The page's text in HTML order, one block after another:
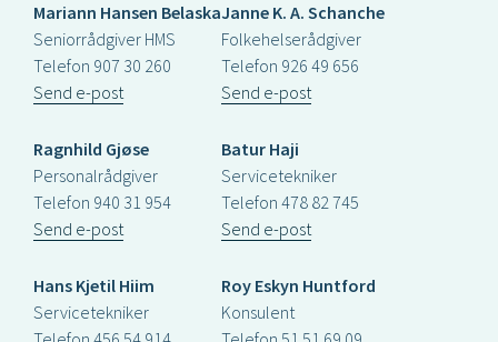
Mariann Hansen Belaska
Seniorrådgiver HMS
Telefon 907 30 260
Send e-post
Janne K. A. Schanche
Folkehelserådgiver
Telefon 926 49 656
Send e-post
Ragnhild Gjøse
Personalrådgiver
Telefon 940 31 954
Send e-post
Batur Haji
Servicetekniker
Telefon 478 82 745
Send e-post
Hans Kjetil Hiim
Servicetekniker
Roy Eskyn Huntford
Konsulent